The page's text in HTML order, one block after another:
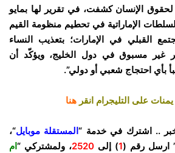
لحقوق الإنسان كشفت، في تقرير لها بمايو
السلطات الإماراتية في تحطيم منظومة القيم
القبلي في الإمارات؛ بتعذيب النساء
غير مسبوق في دول الخليج، ويؤكّد أن
بأي احتجاج شعبي أو دولي”.
على التليجرام انقر هنا
.. اشترك في خدمة “المستقلة موبايل“،
ارسل رقم (1) إلى 2520، ولمشتركي “ام